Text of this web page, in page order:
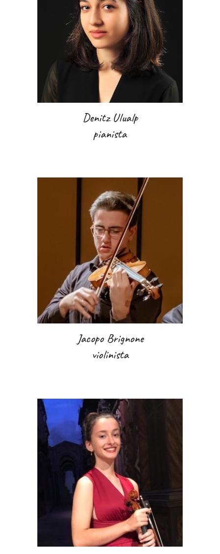
Denitz Ulualp
pianista
Jacopo Brignone
violinista